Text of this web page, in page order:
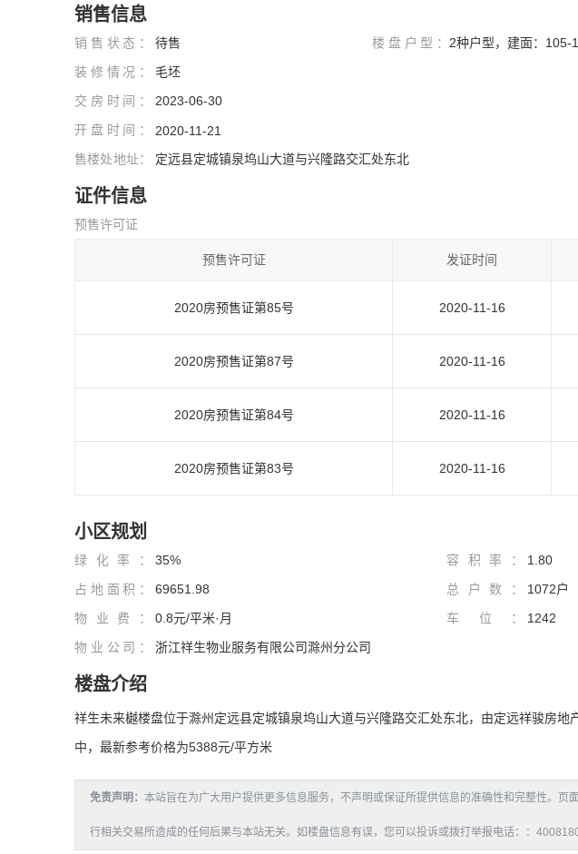
销售信息
销售状态： 待售 楼盘户型： 2种户型，建面：105-
装修情况：
毛坯
交房时间：
2023-06-30
开盘时间：
2020-11-21
售楼处地址：
定远县定城镇泉坞山大道与兴隆路交汇处东北
证件信息
预售许可证
预售许可证 发证时间
2020房预售证第85号 2020-11-16
2020房预售证第87号 2020-11-16
2020房预售证第84号 2020-11-16
2020房预售证第83号 2020-11-16
小区规划
绿化率： 35% 容积率：
1.80
占地面积：
69651.98 总户数：
1072户
物业费：
0.8元/平米·月 车位：
1242
物业公司：
浙江祥生物业服务有限公司滁州分公司
楼盘介绍
祥生未来樾楼盘位于滁州定远县定城镇泉坞山大道与兴隆路交汇处东北，由定远祥骏房地
中，最新参考价格为5388元/平方米
免责声明： 本站旨在为广大用户提供更多信息服务，不声明或保证所提供信息的准确性和完整性。
行相关交易所造成的任何后果与本站无关。如楼盘信息有误，您可以投诉或拨打举报电话：：